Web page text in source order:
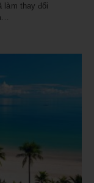
làm thay đổi